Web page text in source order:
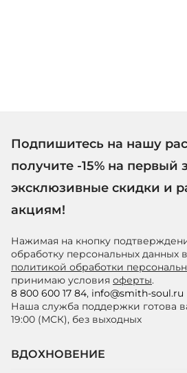
Подпишитесь на нашу
получите -15% на первый
эксклюзивные скидки и
акциям!
Нажимая на кнопку
обработку персональных данных
политикой обработки
принимаю условия оферты.
8 800 600 17 84, info@smith-soul.ru
Наша служба поддержки готова
19:00 (МСК), без выходных
ВДОХНОВЕНИЕ